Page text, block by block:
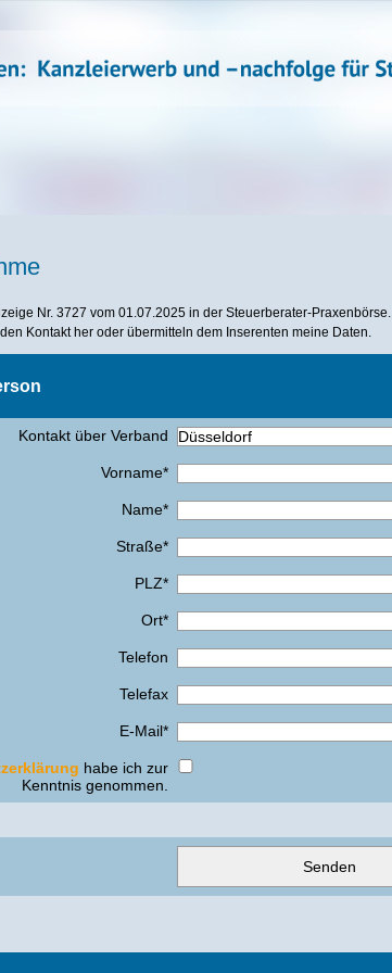
Nr. 3727 vom 01.07.2025 in der Steuerberater-Praxenbörse.
Kontakt her oder übermitteln dem Inserenten meine Daten.
Kontakt über Verband
Vorname*
Name*
Straße*
PLZ*
Ort*
Telefon
Telefax
E-Mail*
habe ich zur
Kenntnis genommen.